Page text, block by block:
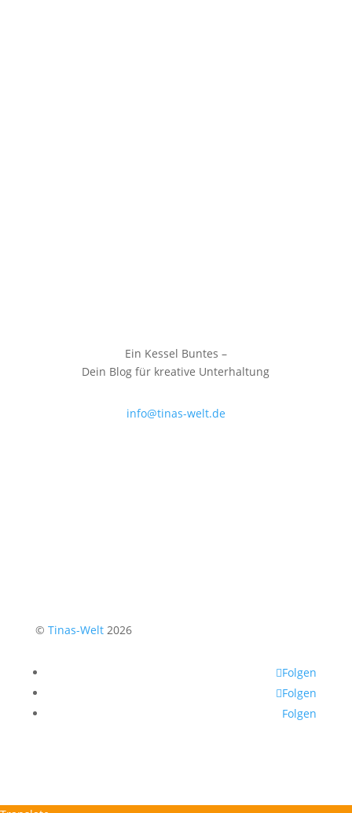
Ein Kessel Buntes –
Dein Blog für kreative Unterhaltung
info@tinas-welt.de
© Tinas-Welt2026
Folgen
Folgen
Folgen